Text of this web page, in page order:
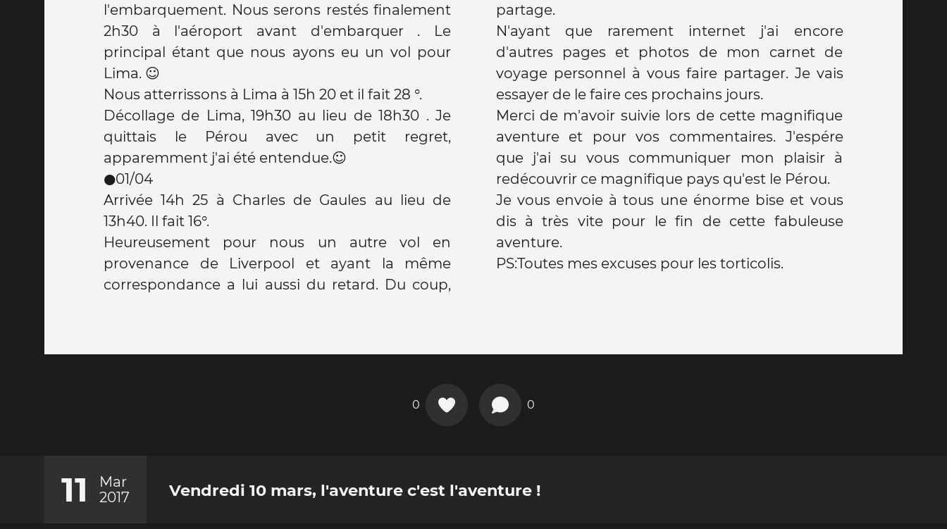
l'embarquement. Nous serons restés finalement
2h30 à l'aéroport avant d'embarquer . Le
principal étant que nous ayons eu un vol pour
Lima. ☺
Nous atterrissons à Lima à 15h 20 et il fait 28 °.
Décollage de Lima, 19h30 au lieu de 18h30 . Je
quittais le Pérou avec un petit regret,
apparemment j'ai été entendue.☺
●01/04
Arrivée 14h 25 à Charles de Gaules au lieu de
13h40. Il fait 16°.
Heureusement pour nous un autre vol en
provenance de Liverpool et ayant la même
correspondance a lui aussi du retard. Du coup,
partage.
N'ayant que rarement internet j'ai encore
d'autres pages et photos de mon carnet de
voyage personnel à vous faire partager. Je vais
essayer de le faire ces prochains jours.
Merci de m'avoir suivie lors de cette magnifique
aventure et pour vos commentaires. J'espére
que j'ai su vous communiquer mon plaisir à
redécouvrir ce magnifique pays qu'est le Pérou.
Je vous envoie à tous une énorme bise et vous
dis à très vite pour le fin de cette fabuleuse
aventure.
PS:Toutes mes excuses pour les torticolis.
0 0
11
Mar
2017
Vendredi 10 mars, l'aventure c'est l'aventure !